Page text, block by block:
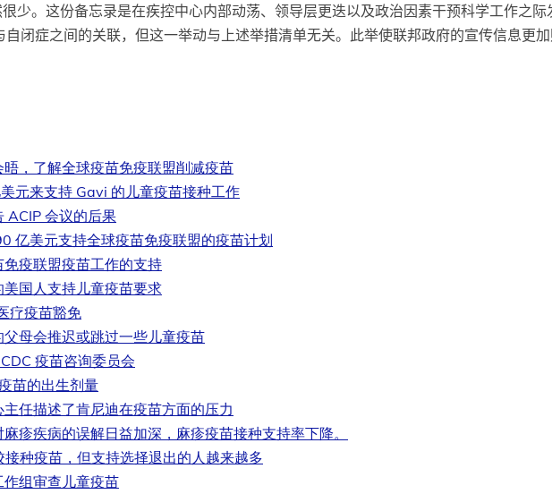
少。这份备忘录是在疾控中心内部动荡、领导层更迭以及政治因素干预科学工作之际
闭症之间的关联，但这一举动与上述举措清单无关。此举使联邦政府的宣传信息更
，了解全球疫苗免疫联盟削减疫苗
元来支持 Gavi 的儿童疫苗接种工作
ACIP 会议的后果
亿美元支持全球疫苗免疫联盟的疫苗计划
疫联盟疫苗工作的支持
国人支持儿童疫苗要求
疗疫苗豁免
母会推迟或跳过一些儿童疫苗
疫苗咨询委员会
苗的出生剂量
任描述了肯尼迪在疫苗方面的压力
疹疾病的误解日益加深，麻疹疫苗接种支持率下降。
种疫苗，但支持选择退出的人越来越多
组审查儿童疫苗